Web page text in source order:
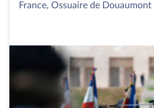
France, Ossuaire de Douaumont